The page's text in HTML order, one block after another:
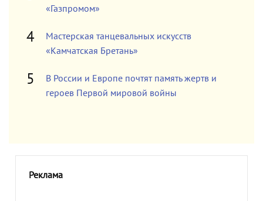
«Газпромом»
Мастерская танцевальных искусств
«Камчатская Бретань»
В России и Европе почтят память жертв и
героев Первой мировой войны
Реклама